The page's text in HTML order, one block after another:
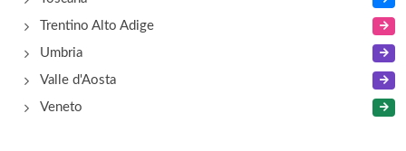
Trentino Alto Adige
Umbria
Valle d'Aosta
Veneto